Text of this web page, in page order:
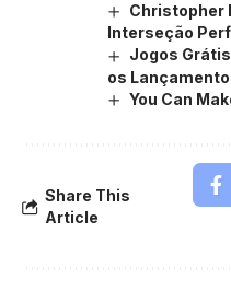
Christopher
Interseção
Jogos
os
You Can
Share This
Article